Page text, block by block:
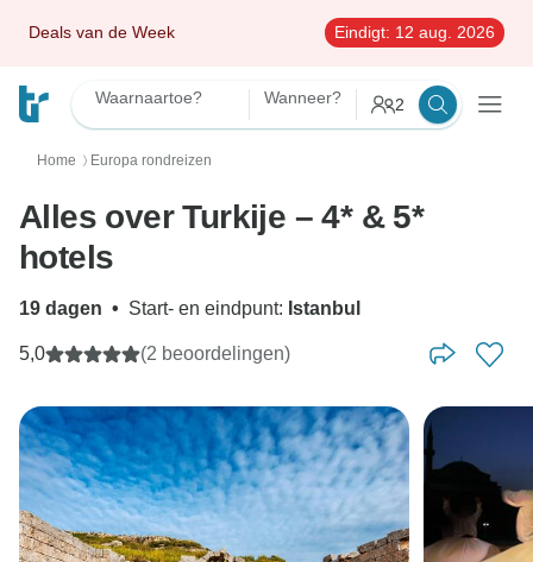
Deals van de Week Eindigt: 12 aug. 2026
Waarnaartoe? Wanneer? 2
Home 〉 Europa rondreizen
Alles over Turkije – 4* & 5*
hotels
19 dagen • Start- en eindpunt: Istanbul
5,0 (2 beoordelingen)